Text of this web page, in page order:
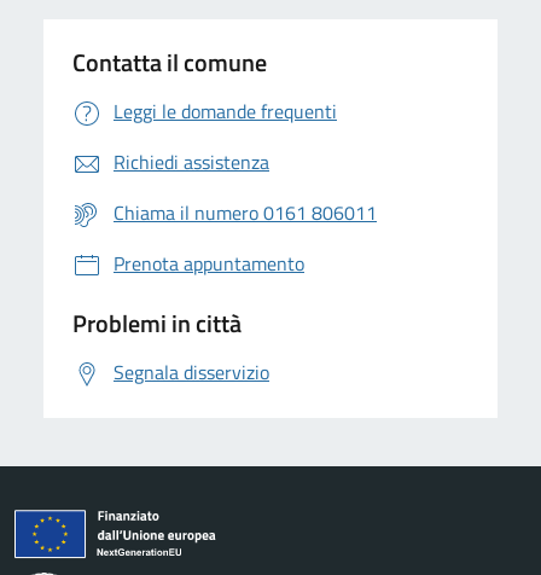
Contatta il comune
Leggi le domande frequenti
Richiedi assistenza
Chiama il numero 0161 806011
Prenota appuntamento
Problemi in città
Segnala disservizio